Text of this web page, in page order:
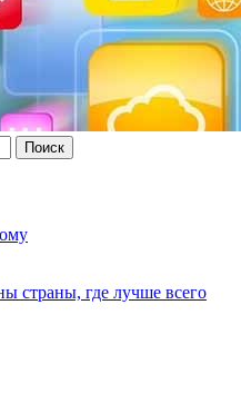
страны, где лучше всего